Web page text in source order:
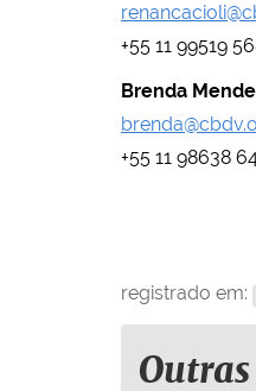
+55 11 99519
Brenda
+55 11 98638
registrado em:
Outras